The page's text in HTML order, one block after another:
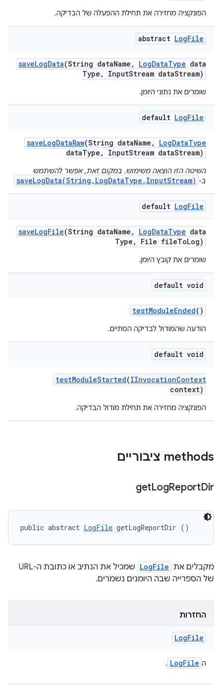
הפונקציה מחזירה את תחילת ההפעלה של הבדיקה.
abstract LogFile
saveLogData(String dataName , LogDataType data
Type , InputStream dataStream)
שומרים את נתוני היומן.
default LogFile
saveLogDataRaw(String dataName , LogDataType
dataType , InputStream dataStream)
השיטה הזו הוצאה משימוש. במקום זאת, אפשר להשתמש
ב- saveLogData(String,LogDataType,InputStream)
default LogFile
saveLogFile(String dataName , LogDataType data
Type , File fileToLog)
שומרים את קובץ היומן.
default void
testModuleEnded()
הודעה שהמודול לבדיקה הסתיים.
default void
testModuleStarted(IInvocationContext
context)
הפונקציה מחזירה את תחילת מודול הבדיקה.
‫methods ציבוריים
getLogReportDir
public abstract LogFile getLogReportDir ()
מקבלים את LogFile
שמכיל את הנתיב או כתובת ה-URL
של הספרייה שבה היומנים נשמרים.
החזרות
LogFile
ה LogFile
.